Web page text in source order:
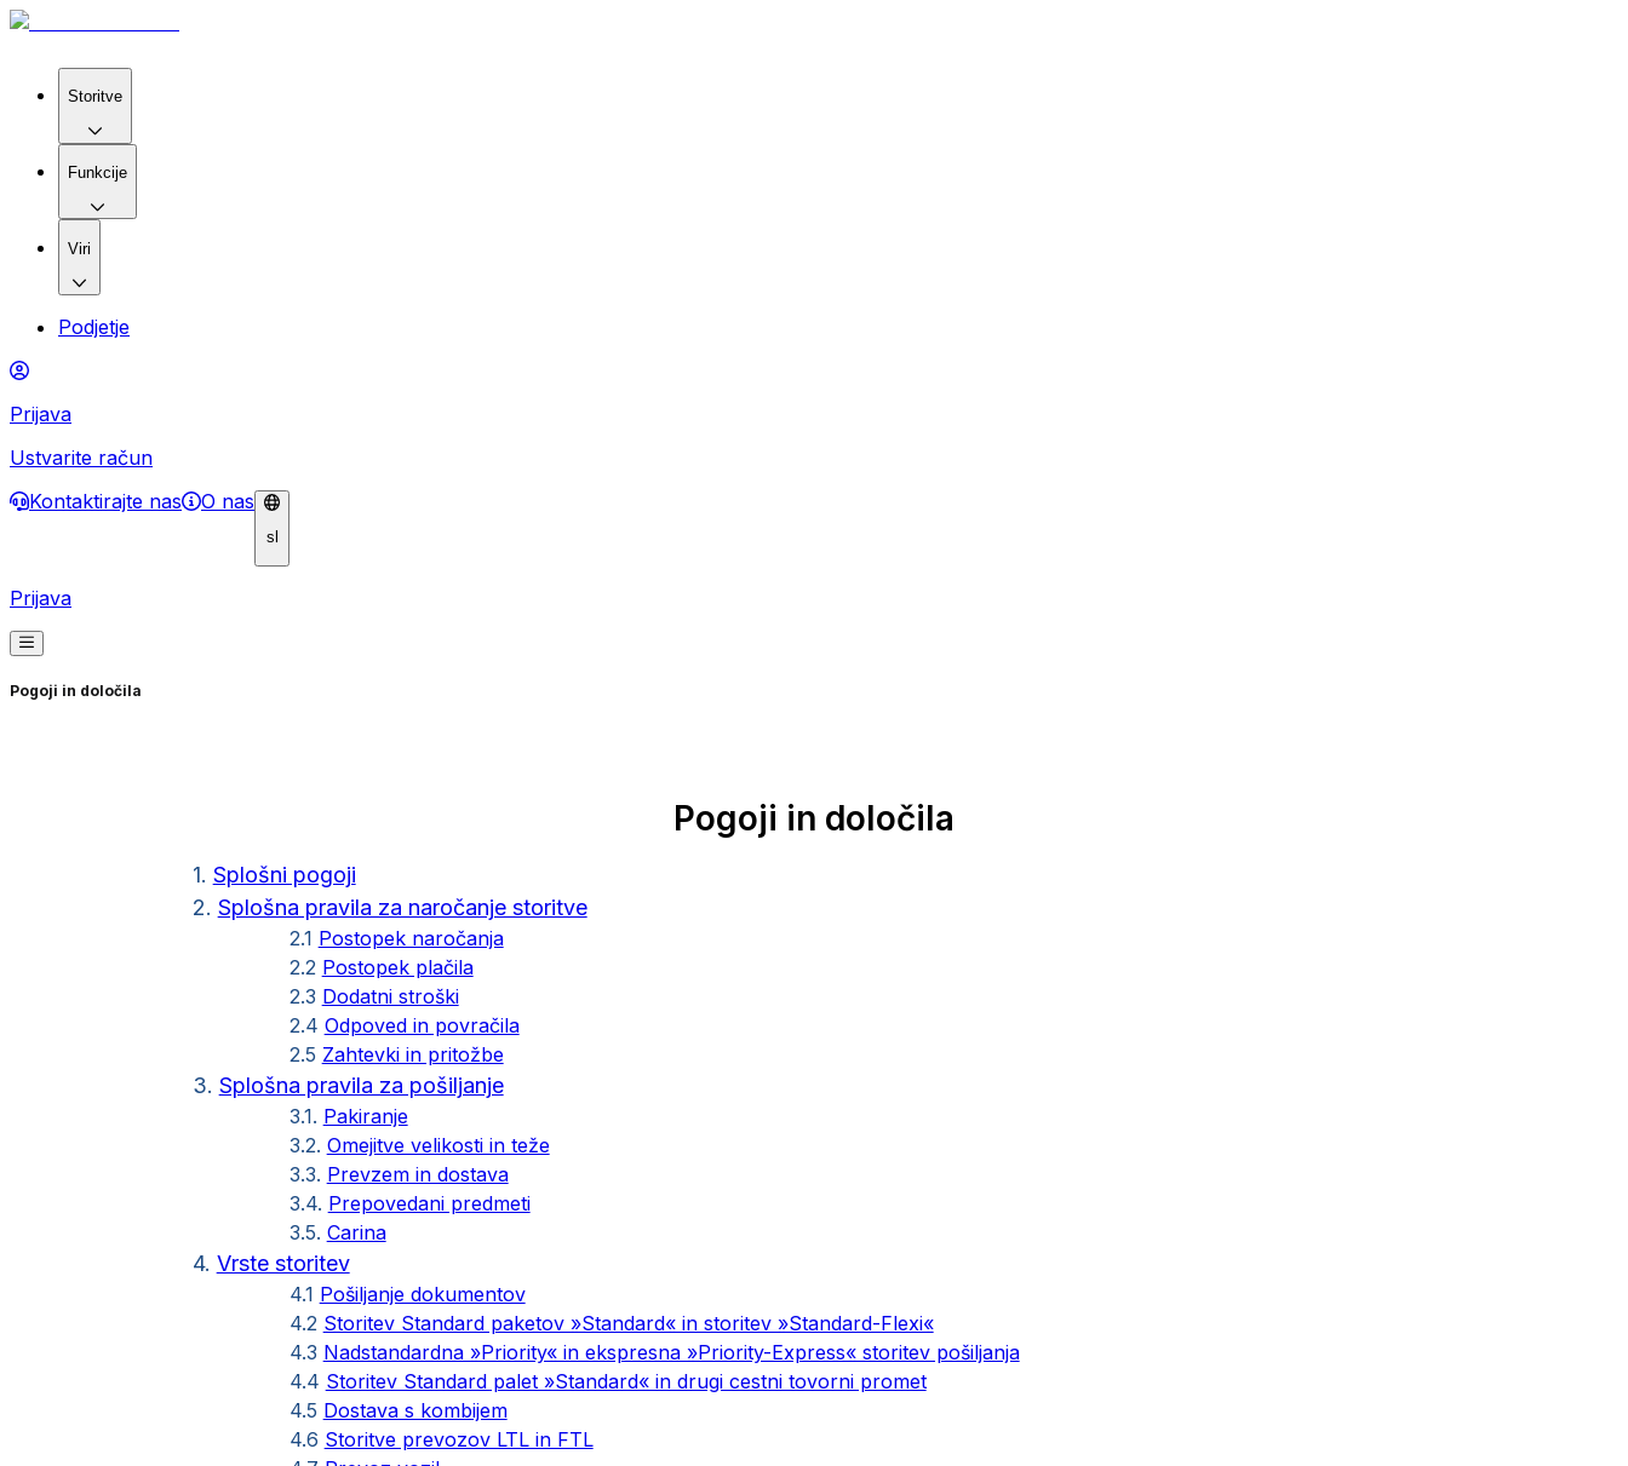
Storitve
Funkcije
Viri
Podjetje
Prijava
Ustvarite račun
Kontaktirajte nas
O nas
sl
Prijava
Pogoji in določila
Pogoji in določila
1. Splošni pogoji
2. Splošna pravila za naročanje storitve
2.1 Postopek naročanja
2.2 Postopek plačila
2.3 Dodatni stroški
2.4 Odpoved in povračila
2.5 Zahtevki in pritožbe
3. Splošna pravila za pošiljanje
3.1. Pakiranje
3.2. Omejitve velikosti in teže
3.3. Prevzem in dostava
3.4. Prepovedani predmeti
3.5. Carina
4. Vrste storitev
4.1 Pošiljanje dokumentov
4.2 Storitev Standard paketov »Standard« in storitev »Standard-Flexi«
4.3 Nadstandardna »Priority« in ekspresna »Priority-Express« storitev pošiljanja
4.4 Storitev Standard palet »Standard« in drugi cestni tovorni promet
4.5 Dostava s kombijem
4.6 Storitve prevozov LTL in FTL